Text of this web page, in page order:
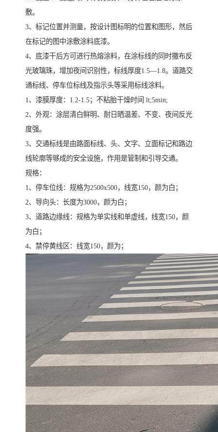
敷。
3、标记位置并测量，按设计图标明的位置和图形，然后
在标记的图中涂敷涂料底漆。
4、底漆干后方可进行热熔涂料，在涂标线的同时撒布反
光玻璃珠，增加夜间识别性，标线厚度1.5—1.8。道路交
通标线、停车位标线及指示头等采用标线涂料。
1、漆膜厚度：1.2-1.5；不粘胎干燥时间 lt;5min;
2、外观：涂层清白鲜明、耐日晒温差、不变、夜间反光
度强。
3、交通标线是由路面标线、头、文字、立面标记和路边
线轮廓等够成的安全设施，作用是管制和引导交通。
规格：
1、停车位线：规格为2500x500，线宽150，颜为白；
2、导向头：长度为3000，颜为白；
3、道路边缘线：规格为单实线和单虚线，线宽150，颜
为白；
4、禁停黄线区：线宽150，颜为；